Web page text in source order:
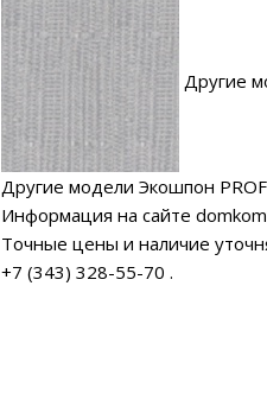
Другие
Другие модели Экошпон
Информация на сайте
Точные цены и наличие
+7 (343) 328-55-70 .